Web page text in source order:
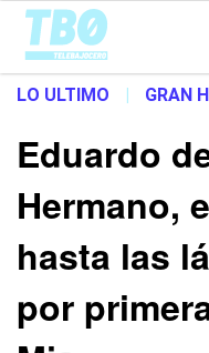
Cargando...
LO ULTIMO | GRAN
Eduardo
Hermano,
hasta las
por